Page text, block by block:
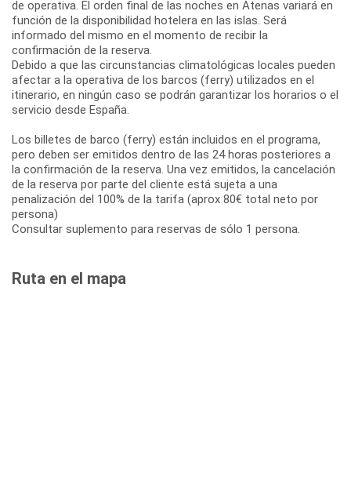
de operativa. El orden final de las noches en Atenas variará en
función de la disponibilidad hotelera en las islas. Será
informado del mismo en el momento de recibir la
confirmación de la reserva.
Debido a que las circunstancias climatológicas locales pueden
afectar a la operativa de los barcos (ferry) utilizados en el
itinerario, en ningún caso se podrán garantizar los horarios o el
servicio desde España.
Los billetes de barco (ferry) están incluidos en el programa,
pero deben ser emitidos dentro de las 24 horas posteriores a
la confirmación de la reserva. Una vez emitidos, la cancelación
de la reserva por parte del cliente está sujeta a una
penalización del 100% de la tarifa (aprox 80€ total neto por
persona)
Consultar suplemento para reservas de sólo 1 persona.
Ruta en el mapa